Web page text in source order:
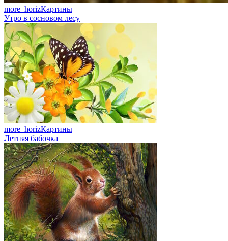
more_horizКартины
Утро в сосновом лесу
more_horizКартины
Летняя бабочка